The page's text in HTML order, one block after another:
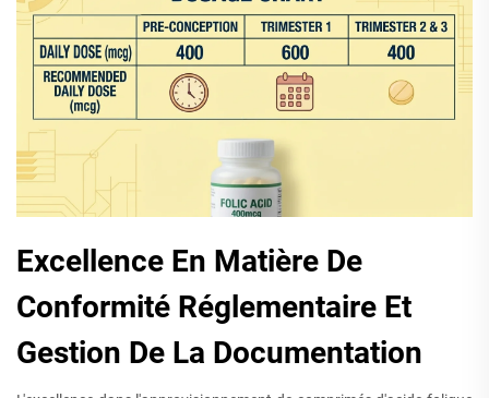
Excellence En Matière De
Conformité Réglementaire Et
Gestion De La Documentation